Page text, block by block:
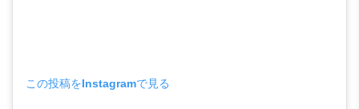
この投稿をInstagramで見る